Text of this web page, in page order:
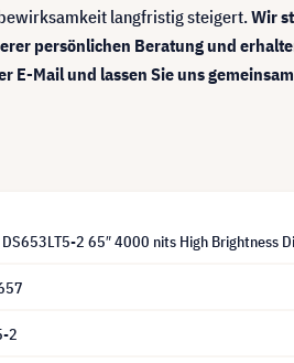
langfristig steigert.Wir
persönlichen Beratung und
E-Mail und lassen Sie uns
DS653LT5-2 65″ 4000 nits High Brightness
2